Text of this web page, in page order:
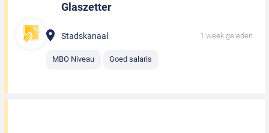
Glaszetter
Stadskanaal 1 week geleden
MBO Niveau Goed salaris